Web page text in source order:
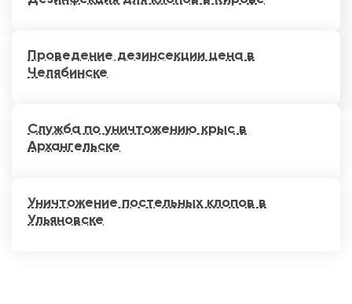
Проведение дезинсекции цена в
Челябинске
Служба по уничтожению крыс в
Архангельске
Уничтожение постельных клопов в
Ульяновске